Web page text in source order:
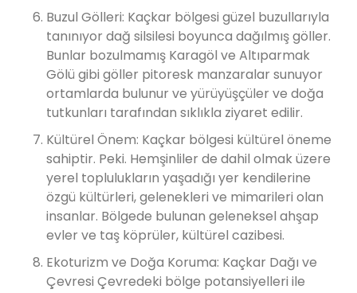
Buzul Gölleri: Kaçkar bölgesi güzel buzullarıyla
tanınıyor dağ silsilesi boyunca dağılmış göller.
Bunlar bozulmamış Karagöl ve Altıparmak
Gölü gibi göller pitoresk manzaralar sunuyor
ortamlarda bulunur ve yürüyüşçüler ve doğa
tutkunları tarafından sıklıkla ziyaret edilir.
Kültürel Önem: Kaçkar bölgesi kültürel öneme
sahiptir. Peki. Hemşinliler de dahil olmak üzere
yerel toplulukların yaşadığı yer kendilerine
özgü kültürleri, gelenekleri ve mimarileri olan
insanlar. Bölgede bulunan geleneksel ahşap
evler ve taş köprüler, kültürel cazibesi.
Ekoturizm ve Doğa Koruma: Kaçkar Dağı ve
Çevresi Çevredeki bölge potansiyelleri ile